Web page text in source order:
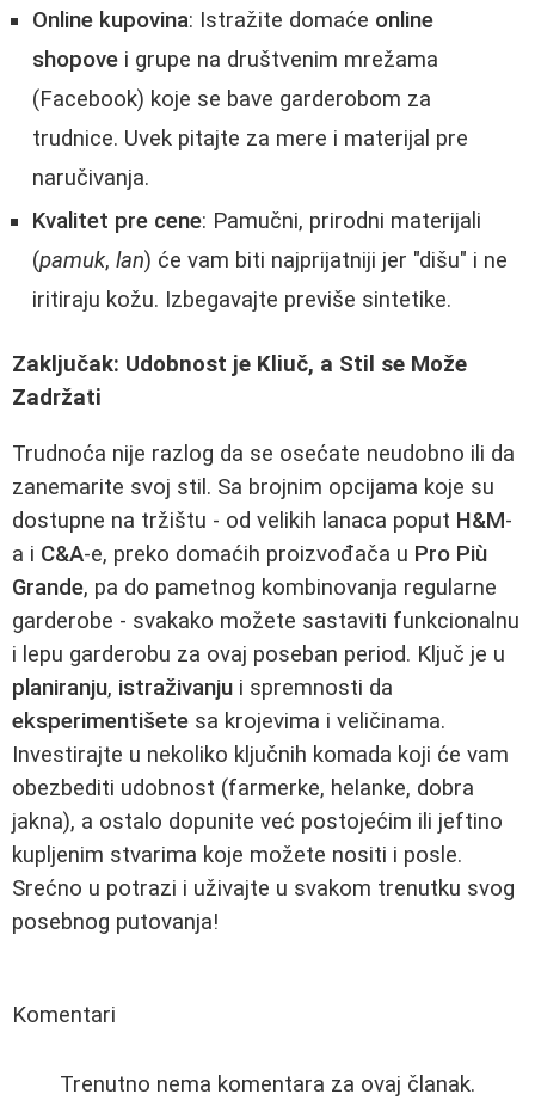
Online kupovina: Istražite domaće online
shopove i grupe na društvenim mrežama
(Facebook) koje se bave garderobom za
trudnice. Uvek pitajte za mere i materijal pre
naručivanja.
Kvalitet pre cene: Pamučni, prirodni materijali
(pamuk, lan) će vam biti najprijatniji jer "dišu" i ne
iritiraju kožu. Izbegavajte previše sintetike.
Zaključak: Udobnost je Kliuč, a Stil se Može
Zadržati
Trudnoća nije razlog da se osećate neudobno ili da
zanemarite svoj stil. Sa brojnim opcijama koje su
dostupne na tržištu - od velikih lanaca poput H&M-
a i C&A-e, preko domaćih proizvođača u Pro Più
Grande, pa do pametnog kombinovanja regularne
garderobe - svakako možete sastaviti funkcionalnu
i lepu garderobu za ovaj poseban period. Ključ je u
planiranju, istraživanju i spremnosti da
eksperimentišete sa krojevima i veličinama.
Investirajte u nekoliko ključnih komada koji će vam
obezbediti udobnost (farmerke, helanke, dobra
jakna), a ostalo dopunite već postojećim ili jeftino
kupljenim stvarima koje možete nositi i posle.
Srećno u potrazi i uživajte u svakom trenutku svog
posebnog putovanja!
Komentari
Trenutno nema komentara za ovaj članak.